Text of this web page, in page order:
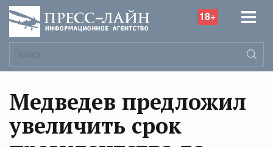
18+
Медведев предложил
увеличить срок